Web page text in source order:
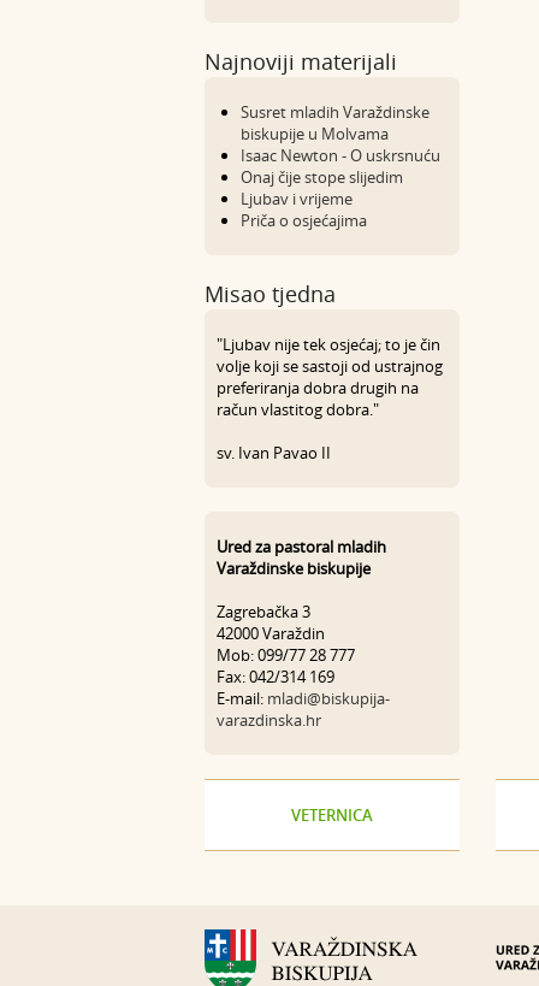
Najnoviji materijali
Susret mladih Varaždinske
biskupije u Molvama
Isaac Newton - O uskrsnuću
Onaj čije stope slijedim
Ljubav i vrijeme
Priča o osjećajima
Misao tjedna
"Ljubav nije tek osjećaj; to je čin
volje koji se sastoji od ustrajnog
preferiranja dobra drugih na
račun vlastitog dobra."
sv. Ivan Pavao II
Ured za pastoral mladih
Varaždinske biskupije
Zagrebačka 3
42000 Varaždin
Mob: 099/77 28 777
Fax: 042/314 169
E-mail: mladi@biskupija-
varazdinska.hr
VETERNICA